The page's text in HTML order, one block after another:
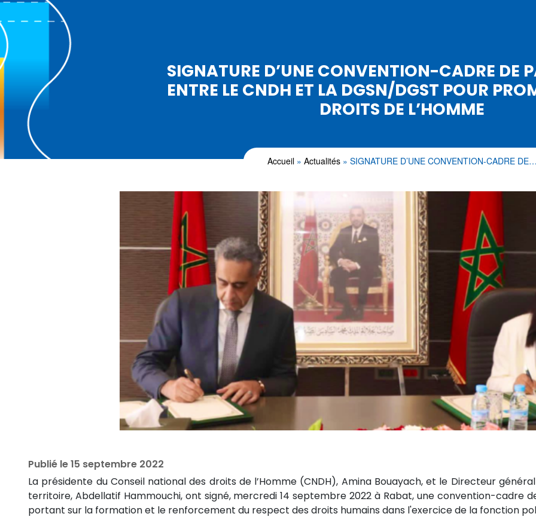
SIGNATURE D’UNE CONVENTION-CADRE DE
ENTRE LE CNDH ET LA DGSN/DGST POUR
DROITS DE L’HOMME
Accueil Actualités SIGNATURE D’UNE CONVENTION-CADRE DE…
Publié le15 septembre 2022
La présidente du Conseil national des droits de l’Homme (CNDH), Amina Bouayach, et le Directeur
territoire, Abdellatif Hammouchi, ont signé, mercredi 14 septembre 2022 à Rabat, une convention-
portant sur la formation et le renforcement du respect des droits humains dans l'exercice de la fonction